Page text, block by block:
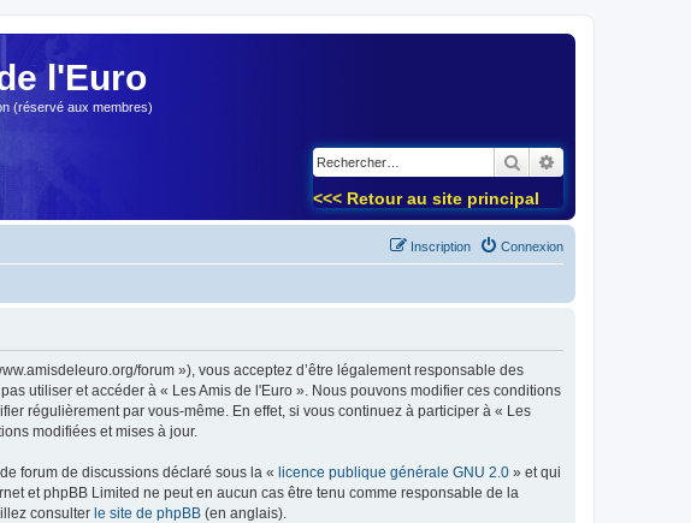
l'Euro
(réservé aux membres)
Rechercher
<<< Retour au site principal
Connexion
Inscription
forum »), vous acceptez d’être légalement responsable des
utiliser et accéder à « Les Amis de l'Euro ». Nous pouvons modifier ces conditions
régulièrement par vous-même. En effet, si vous continuez à participer à « Les
modifiées et mises à jour.
forum de discussions déclaré sous la « licence publique générale GNU 2.0 » et qui
et phpBB Limited ne peut en aucun cas être tenu comme responsable de la
consulter le site de phpBB (en anglais).